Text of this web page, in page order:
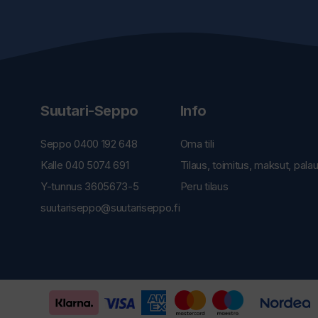
Suutari-Seppo
Seppo 0400 192 648
Kalle 040 5074 691
Y-tunnus 3605673-5
suutariseppo@suutariseppo.fi
Info
Oma tili
Tilaus, toimitus, maksut,
Peru tilaus